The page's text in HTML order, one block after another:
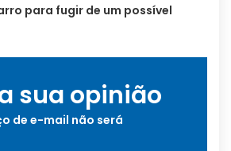
para fugir de um possível
sua opinião
de e-mail não será